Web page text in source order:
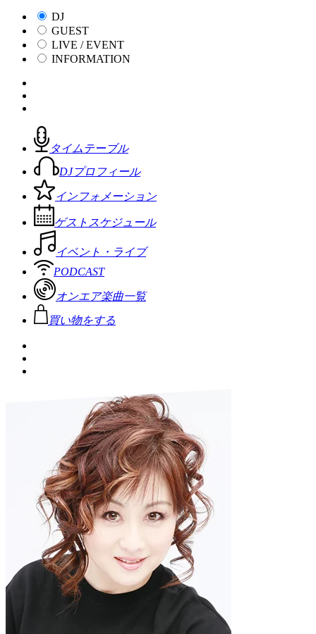
DJ
GUEST
LIVE / EVENT
INFORMATION
タイムテーブル
DJプロフィール
インフォメーション
ゲストスケジュール
イベント・ライブ
PODCAST
オンエア楽曲一覧
買い物をする